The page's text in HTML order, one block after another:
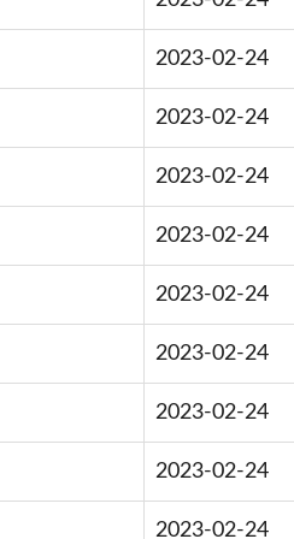
2023-02-24
2023-02-24
2023-02-24
2023-02-24
2023-02-24
2023-02-24
2023-02-24
2023-02-24
2023-02-24